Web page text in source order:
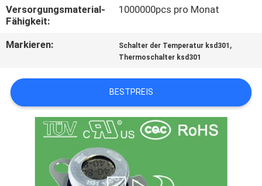
ALLE
FÄLLE
PRIVACY
POLICY
Versorgungsmaterial-
Fähigkeit:
1000000pcs pro Monat
Markieren: Schalter der Temperatur ksd301 ,
Thermoschalter ksd301
BESTPREIS